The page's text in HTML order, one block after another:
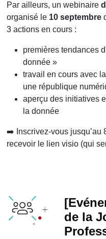
Par ailleurs, un webinaire
organisé le 10 septembre
3 actions en cours :
premières tendances
donnée »
travail en cours avec
une république
aperçu des initiatives
la donnée
➡️ Inscrivez-vous jusqu’au
recevoir le lien visio (qui
de la